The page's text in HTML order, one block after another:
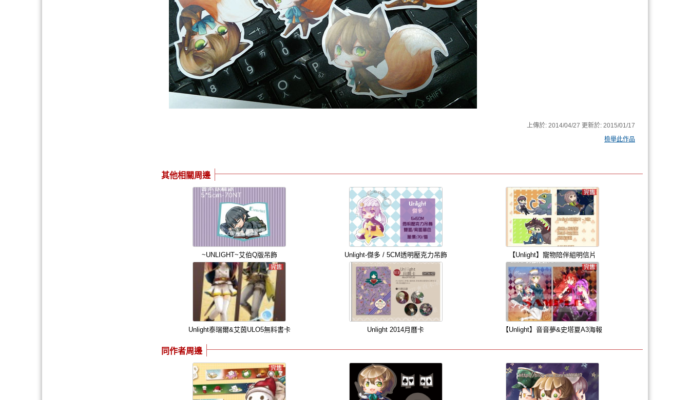
上傳於: 2014/04/27 更新於: 2015/01/17
檢舉此作品
其他相關周邊
~UNLIGHT~艾伯Q版吊飾 Unlight-傑多 / 5CM透明壓克力吊飾 【Unlight】寵物陪伴組明信片
Unlight泰瑞爾&艾茵ULO5無料書卡 Unlight 2014月曆卡 【Unlight】音音夢&史塔夏A3海報
同作者周邊